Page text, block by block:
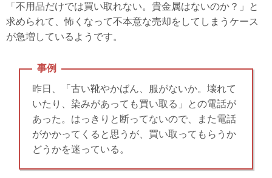
「不用品だけでは買い取れない。貴金属はないのか？」と
求められて、怖くなって不本意な売却をしてしまうケース
が急増しているようです。
事例
昨日、「古い靴やかばん、服がないか。壊れて
いたり、染みがあっても買い取る」との電話が
あった。はっきりと断ってないので、また電話
がかかってくると思うが、買い取ってもらうか
どうかを迷っている。